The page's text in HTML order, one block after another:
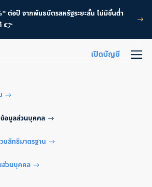
ต่อปี จากพันธบัตรสหรัฐระยะสั้น ไม่มีขั้นต่ำ
👉
เปิดบัญชี
อมูลส่วนบุคคล
นสิทธิมาตรฐาน
วนบุคคล